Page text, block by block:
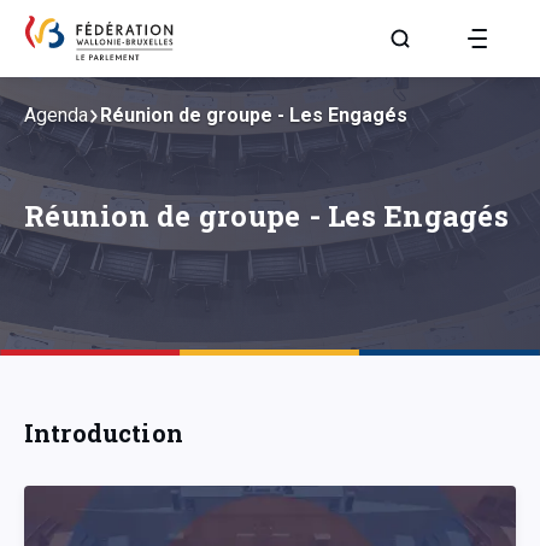
Aller à la page
Réunion de groupe - Les Engagés
Agenda Réunion de groupe - Les Engagés
Introduction